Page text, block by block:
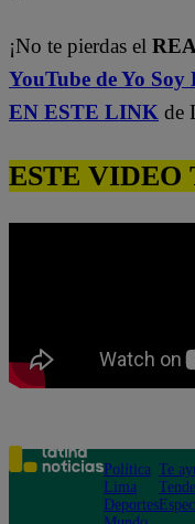
¡No te pierdas el
YouTube de Yo Soy
EN ESTE LINK de
ESTE VIDEO
Política
Lima
Deportes
Te